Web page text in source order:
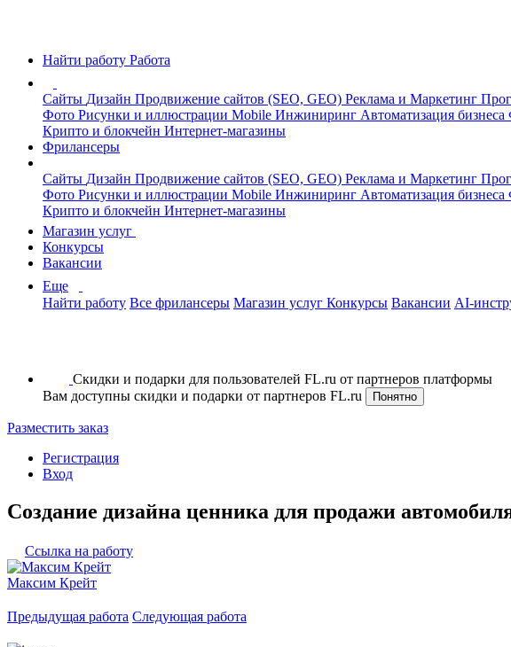
Найти работу Работа
Сайты Дизайн Продвижение сайтов (SEO, GEO) Реклама и Маркетинг
Фото Рисунки и иллюстрации Mobile Инжиниринг Автоматизация бизнеса
Крипто и блокчейн Интернет-магазины
Фрилансеры
Сайты Дизайн Продвижение сайтов (SEO, GEO) Реклама и Маркетинг
Фото Рисунки и иллюстрации Mobile Инжиниринг Автоматизация бизнеса
Крипто и блокчейн Интернет-магазины
Магазин услуг
Конкурсы
Вакансии
Еще
Найти работу Все фрилансеры Магазин услуг Конкурсы Вакансии AI-
Скидки и подарки для пользователей FL.ru от партнеров платформы
Вам доступны скидки и подарки от партнеров FL.ru
Понятно
Разместить заказ
Регистрация
Вход
Создание дизайна ценника для продажи
Ссылка на работу
Максим Крейт
Предыдущая работа Следующая работа